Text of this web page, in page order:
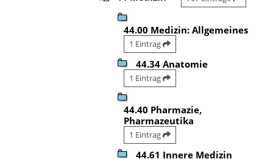
44.00 Medizin: Allgemeines
1 Eintrag
44.34 Anatomie
1 Eintrag
44.40 Pharmazie,
Pharmazeutika
1 Eintrag
44.61 Innere Medizin